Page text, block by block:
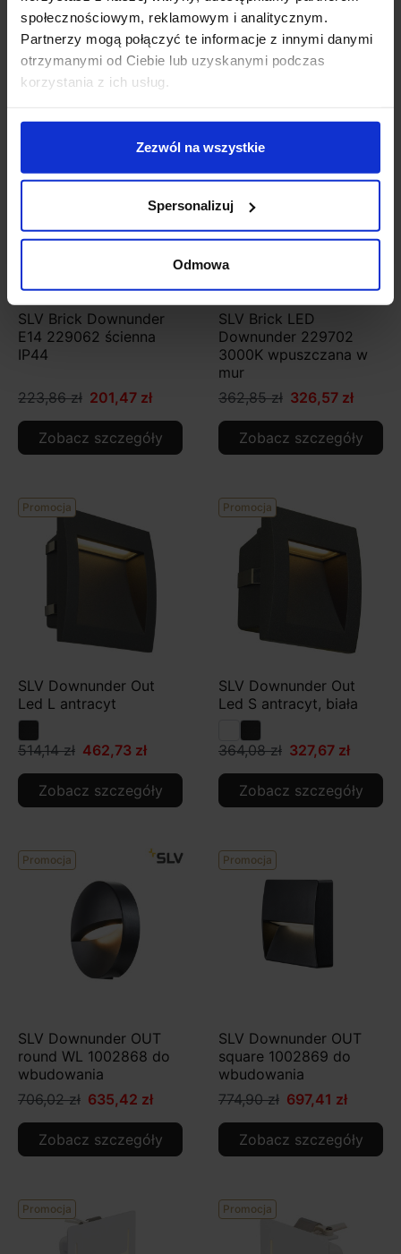
społecznościowym, reklamowym i analitycznym.
Partnerzy mogą połączyć te informacje z innymi danymi
otrzymanymi od Ciebie lub uzyskanymi podczas
korzystania z ich usług.
Zezwól na wszystkie
Spersonalizuj
Odmowa
Szczegóły produktu
Zobacz także
SLV Brick Downunder
E14 229062 ścienna
IP44
223,86 zł 201,47 zł
Zobacz szczegóły
Promocja
SLV Brick LED
Downunder 229702
3000K wpuszczana w
mur
362,85 zł 326,57 zł
Zobacz szczegóły
Promocja
SLV Downunder Out
Led L antracyt
514,14 zł 462,73 zł
Zobacz szczegóły
Promocja
SLV Downunder Out
Led S antracyt, biała
364,08 zł 327,67 zł
Zobacz szczegóły
Promocja
SLV Downunder OUT
round WL 1002868 do
wbudowania
706,02 zł 635,42 zł
Zobacz szczegóły
Promocja
SLV Downunder OUT
square 1002869 do
wbudowania
774,90 zł 697,41 zł
Zobacz szczegóły
Promocja Promocja